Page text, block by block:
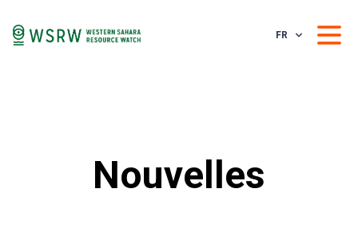
FR
Nouvelles